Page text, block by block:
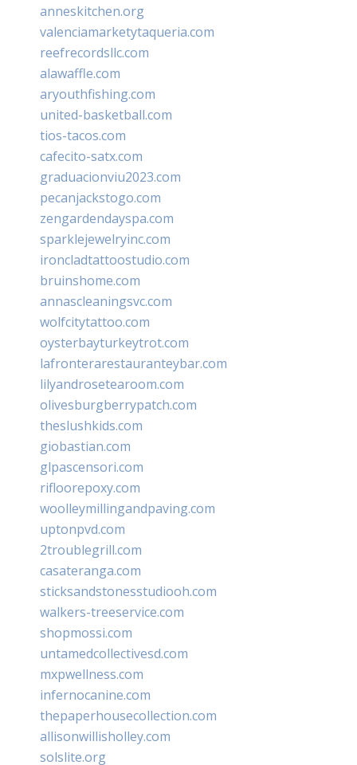
anneskitchen.org
valenciamarketytaqueria.com
reefrecordsllc.com
alawaffle.com
aryouthfishing.com
united-basketball.com
tios-tacos.com
cafecito-satx.com
graduacionviu2023.com
pecanjackstogo.com
zengardendayspa.com
sparklejewelryinc.com
ironcladtattoostudio.com
bruinshome.com
annascleaningsvc.com
wolfcitytattoo.com
oysterbayturkeytrot.com
lafronterarestauranteybar.com
lilyandrosetearoom.com
olivesburgberrypatch.com
theslushkids.com
giobastian.com
glpascensori.com
rifloorepoxy.com
woolleymillingandpaving.com
uptonpvd.com
2troublegrill.com
casateranga.com
sticksandstonesstudiooh.com
walkers-treeservice.com
shopmossi.com
untamedcollectivesd.com
mxpwellness.com
infernocanine.com
thepaperhousecollection.com
allisonwillisholley.com
solslite.org